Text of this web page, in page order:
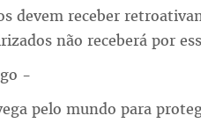
devem receber
não receberá por
-
pelo mundo para